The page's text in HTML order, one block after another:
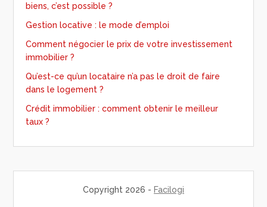
biens, c’est possible ?
Gestion locative : le mode d’emploi
Comment négocier le prix de votre investissement
immobilier ?
Qu’est-ce qu’un locataire n’a pas le droit de faire
dans le logement ?
Crédit immobilier : comment obtenir le meilleur
taux ?
Copyright 2026 - Facilogi